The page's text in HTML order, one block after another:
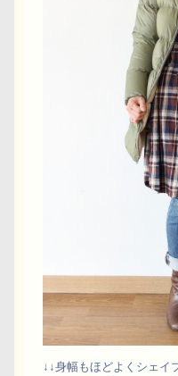
↓↓身幅もほどよくシェイ